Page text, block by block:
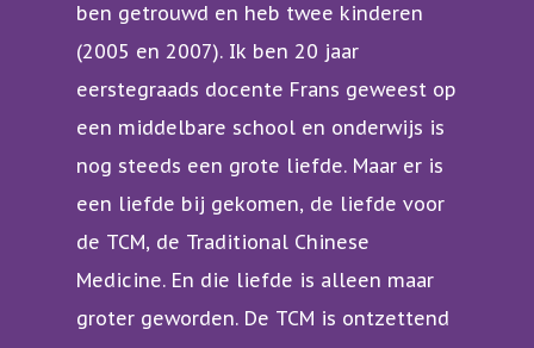
ben getrouwd en heb twee kinderen
(2005 en 2007). Ik ben 20 jaar
eerstegraads docente Frans geweest op
een middelbare school en onderwijs is
nog steeds een grote liefde. Maar er is
een liefde bij gekomen, de liefde voor
de TCM, de Traditional Chinese
Medicine. En die liefde is alleen maar
groter geworden. De TCM is ontzettend